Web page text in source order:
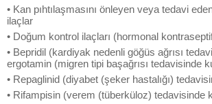
• Kan pıhtılaşmasını önleyen veya tedavi
ilaçlar
• Doğum kontrol ilaçları (hormonal
• Bepridil (kardiyak nedenli göğüs ağrısı
ergotamin (migren tipi başağrısı tedavisinde
• Repaglinid (diyabet (şeker hastalığı)
• Rifampisin (verem (tüberküloz) tedavisinde